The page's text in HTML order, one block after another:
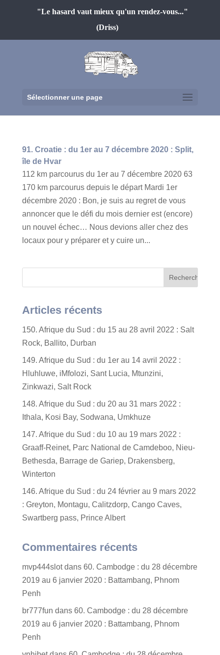
"Le hasard vaut mieux qu'un rendez-vous..."
(Driss)
Sélectionner une page
91. Croatie : du 1er au 7 décembre 2020 : Split,
île de Hvar
112 km parcourus du 1er au 7 décembre 2020 63
170 km parcourus depuis le départ Mardi 1er
décembre 2020 : Bon, je suis au regret de vous
annoncer que le défi du mois dernier est (encore)
un nouvel échec… Nous devions aller chez des
locaux pour y préparer et y cuire un...
Articles récents
150. Afrique du Sud : du 15 au 28 avril 2022 : Salt
Rock, Ballito, Durban
149. Afrique du Sud : du 1er au 14 avril 2022 :
Hluhluwe, iMfolozi, Sant Lucia, Mtunzini,
Zinkwazi, Salt Rock
148. Afrique du Sud : du 20 au 31 mars 2022 :
Ithala, Kosi Bay, Sodwana, Umkhuze
147. Afrique du Sud : du 10 au 19 mars 2022 :
Graaff-Reinet, Parc National de Camdeboo, Nieu-
Bethesda, Barrage de Gariep, Drakensberg,
Winterton
146. Afrique du Sud : du 24 février au 9 mars 2022
: Greyton, Montagu, Calitzdorp, Cango Caves,
Swartberg pass, Prince Albert
Commentaires récents
mvp444slotdans 60. Cambodge : du 28 décembre
2019 au 6 janvier 2020 : Battambang, Phnom
Penh
br777fun dans 60. Cambodge : du 28 décembre
2019 au 6 janvier 2020 : Battambang, Phnom
Penh